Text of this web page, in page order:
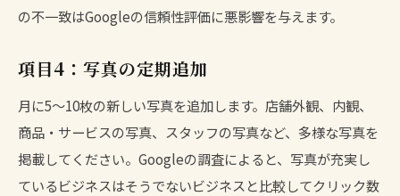
の不一致はGoogleの信頼性評価に悪影響を与えます。
項目4：写真の定期追加
月に5〜10枚の新しい写真を追加します。店舗外観、内観、
商品・サービスの写真、スタッフの写真など、多様な写真を
掲載してください。Googleの調査によると、写真が充実し
ているビジネスはそうでないビジネスと比較してクリック数